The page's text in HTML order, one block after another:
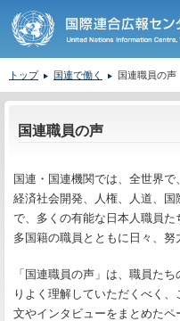
トップ 国連で働く 国連職員の声
国連職員の声
国連・国連機関では、全世界で
経済社会開発、人権、人道、
で、多くの有能な日本人職員
多国籍の職員とともに日々、努
「国連職員の声」は、職員た
りよく理解していただくべく
文やインタビューをまとめたペ